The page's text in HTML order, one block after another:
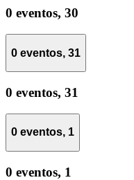
0 eventos, 30
0 eventos, 31
0 eventos, 31
0 eventos, 1
0 eventos, 1